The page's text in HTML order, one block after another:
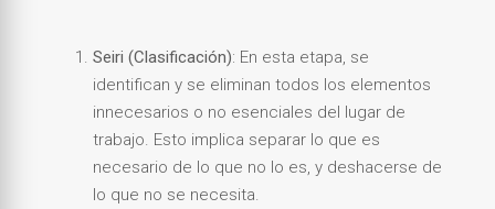
Seiri (Clasificación): En esta etapa, se
identifican y se eliminan todos los elementos
innecesarios o no esenciales del lugar de
trabajo. Esto implica separar lo que es
necesario de lo que no lo es, y deshacerse de
lo que no se necesita.